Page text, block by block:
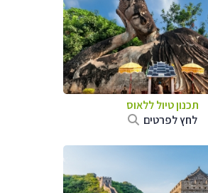
תכנון טיולללאוס
לחץ לפרטים